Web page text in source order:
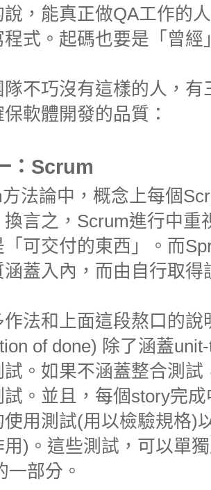
說，能真正做QA工作的
程式。起碼也要是「曾經
隊不巧沒有這樣的人，
軟體開發的品質：
：Scrum
法論中，概念上每個
換言之，Scrum進行中重
「可交付的東西」。而
涵蓋入內，而由自行取
作法和上面這段熬口的
of done) 除了涵蓋
試。如果不涵蓋整合測
試。並且，每個story完
使用測試(用以檢驗規格)
用)。這些測試，可以單
一部分。